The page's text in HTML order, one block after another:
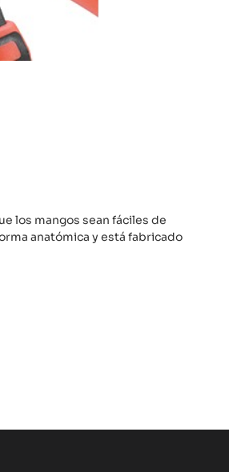
los mangos sean fáciles de
anatómica y está fabricado